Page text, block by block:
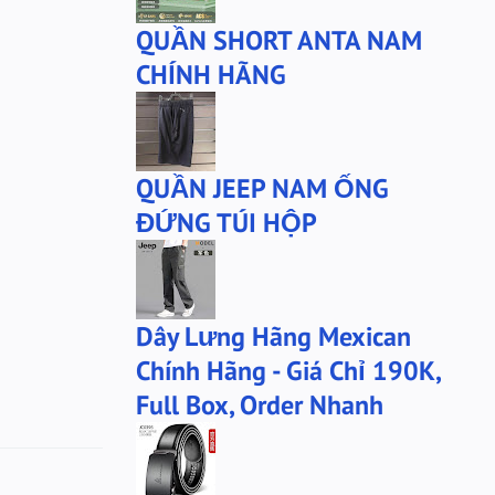
QUẦN SHORT ANTA NAM
CHÍNH HÃNG
QUẦN JEEP NAM ỐNG
ĐỨNG TÚI HỘP
Dây Lưng Hãng Mexican
Chính Hãng - Giá Chỉ 190K,
Full Box, Order Nhanh